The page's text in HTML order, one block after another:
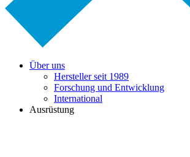
Über uns
Hersteller seit 1989
Forschung und Entwicklung
International
Ausrüstung